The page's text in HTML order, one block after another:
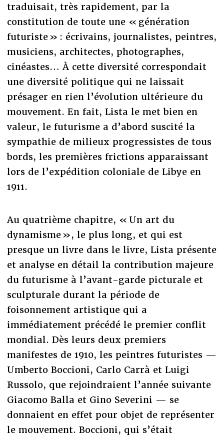
traduisait, très rapidement, par la
constitution de toute une « génération
futuriste » : écrivains, journalistes, peintres,
musiciens, architectes, photographes,
cinéastes… À cette diversité correspondait
une diversité politique qui ne laissait
présager en rien l’évolution ultérieure du
mouvement. En fait, Lista le met bien en
valeur, le futurisme a d’abord suscité la
sympathie de milieux progressistes de tous
bords, les premières frictions apparaissant
lors de l’expédition coloniale de Libye en
1911.
Au quatrième chapitre, « Un art du
dynamisme », le plus long, et qui est
presque un livre dans le livre, Lista présente
et analyse en détail la contribution majeure
du futurisme à l’avant-garde picturale et
sculpturale durant la période de
foisonnement artistique qui a
immédiatement précédé le premier conflit
mondial. Dès leurs deux premiers
manifestes de 1910, les peintres futuristes —
Umberto Boccioni, Carlo Carrà et Luigi
Russolo, que rejoindraient l’année suivante
Giacomo Balla et Gino Severini — se
donnaient en effet pour objet de représenter
le mouvement. Boccioni, qui s’était